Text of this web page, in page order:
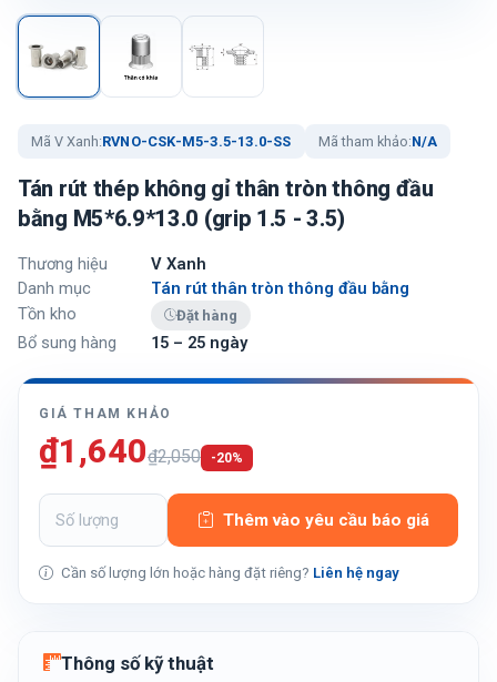
Mã V Xanh:RVNO-CSK-M5-3.5-13.0-SS Mã tham khảo:N/A
Tán rút thép không gỉ thân tròn thông đầu
bằng M5*6.9*13.0 (grip 1.5 - 3.5)
Thương hiệu
V Xanh
Danh mục
Tán rút thân tròn thông đầu bằng
Tồn kho
Đặt hàng
Bổ sung hàng 15 – 25 ngày
GIÁ THAM KHẢO
₫1,640₫2,050 -20%
Thêm vào yêu cầu báo giá
Cần số lượng lớn hoặc hàng đặt riêng? Liên hệ ngay
Thông số kỹ thuật